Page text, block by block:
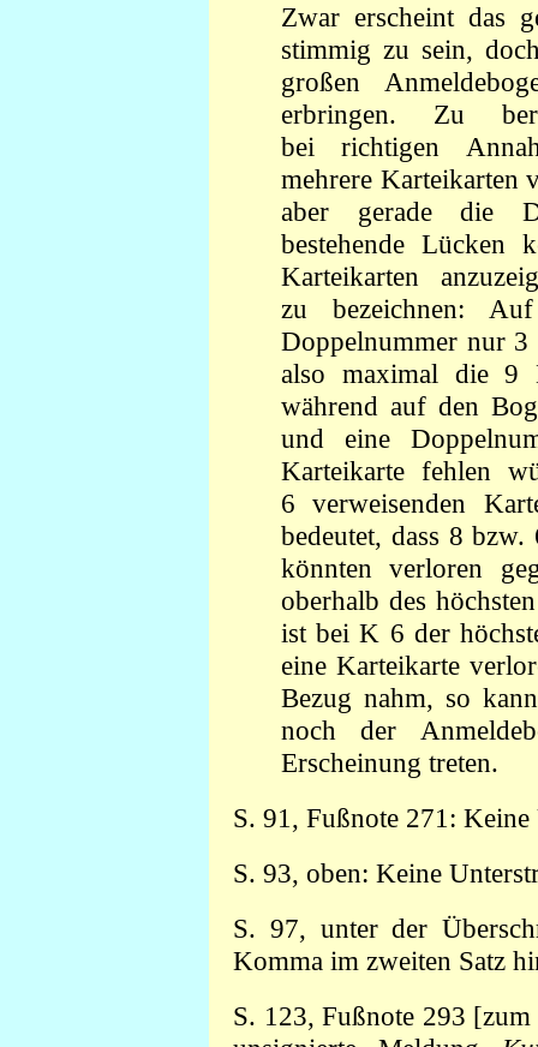
Zwar erscheint das
stimmig zu sein,
großen
erbringen. Zu
bei richtigen
mehrere Karteikarten
aber gerade die
bestehende Lücken
Karteikarten
zu bezeichnen:
Doppelnummer nur 3
also maximal die 9
während auf den
und eine
Karteikarte fehlen
6 verweisenden
bedeutet, dass 8
könnten verloren
oberhalb des
ist bei K 6 der
eine Karteikarte
Bezug nahm, so
noch der
Erscheinung treten.
S. 91, Fußnote 271:
S. 93, oben: Keine
S. 97, unter der
Komma im zweiten Satz
S. 123, Fußnote 293